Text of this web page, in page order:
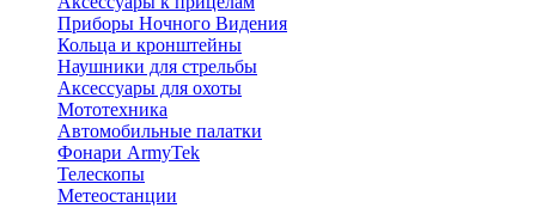
Приборы Ночного Видения
Кольца и кронштейны
Наушники для стрельбы
Аксессуары для охоты
Мототехника
Автомобильные палатки
Фонари ArmyTek
Телескопы
Метеостанции